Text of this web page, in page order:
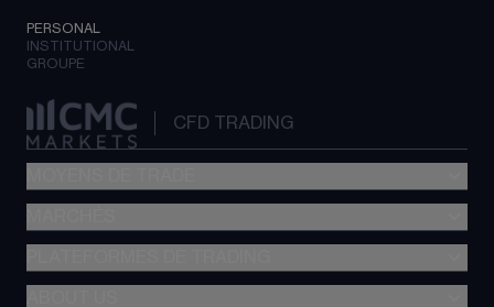
PERSONAL
INSTITUTIONAL
GROUPE
CFD TRADING
FX Actif